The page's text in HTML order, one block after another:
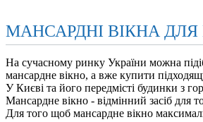
МАНСАРДНІ ВІКНА
На сучасному ринку України можна
мансардне вікно, а вже купити
У Києві та його передмісті будинки з
Мансардне вікно - відмінний засіб для
Для того щоб мансардне вікно